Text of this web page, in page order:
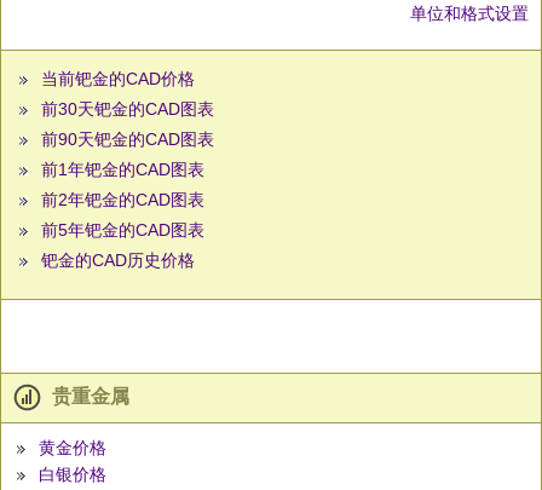
单位和格式设置
当前钯金的CAD价格
前30天钯金的CAD图表
前90天钯金的CAD图表
前1年钯金的CAD图表
前2年钯金的CAD图表
前5年钯金的CAD图表
钯金的CAD历史价格
贵重金属
黄金价格
白银价格